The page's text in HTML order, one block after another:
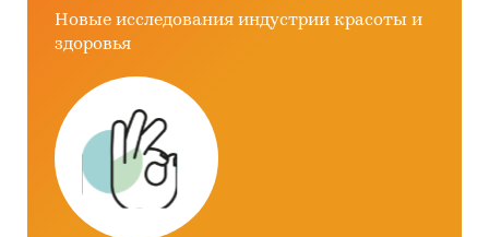
Новые исследования индустрии красоты и
здоровья